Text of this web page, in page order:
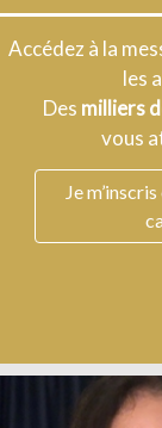
Accédez à la
les
Des milliers
vous
Je